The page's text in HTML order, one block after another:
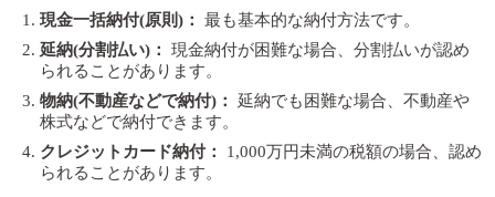
現金一括納付(原則)：
最も基本的な納付方法です。
延納(分割払い)：
現金納付が困難な場合、分割払いが認め
られることがあります。
物納(不動産などで納付)：
延納でも困難な場合、不動産や
株式などで納付できます。
クレジットカード納付：
1,000万円未満の税額の場合、認め
られることがあります。